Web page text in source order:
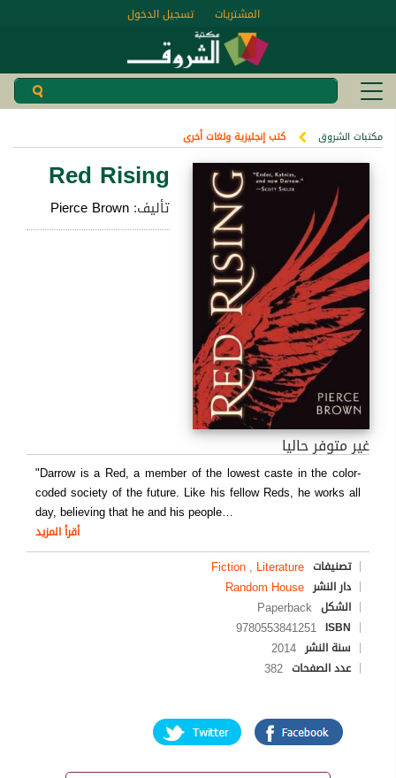
تسجيل الدخول المشتريات
مكتبات الشروق كتب إنجليزية ولغات أخرى
Red Rising
تأليف:Pierce Brown
غير متوفر حاليا
"Darrow is a Red, a member of the lowest caste in the color-
coded society of the future. Like his fellow Reds, he works all
day, believing that he and his people…
أقرأ المزيد
تصنيفات Fiction , Literature
دار النشر Random House
الشكل Paperback
ISBN
9780553841251
سنة النشر 2014
عدد الصفحات 382